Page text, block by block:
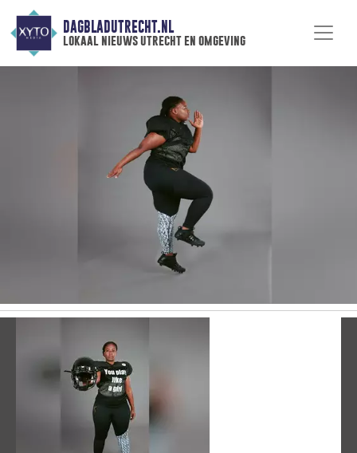
DAGBLADUTRECHT.NL
lokaal nieuws utrecht en omgeving